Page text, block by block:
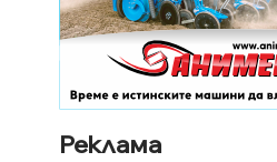
Реклама